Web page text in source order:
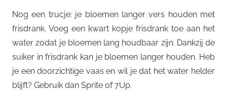
Nog een trucje: je bloemen langer vers houden met
frisdrank. Voeg een kwart kopje frisdrank toe aan het
water zodat je bloemen lang houdbaar zijn. Dankzij de
suiker in frisdrank kan je bloemen langer houden. Heb
je een doorzichtige vaas en wil je dat het water helder
blijft? Gebruik dan Sprite of 7Up.